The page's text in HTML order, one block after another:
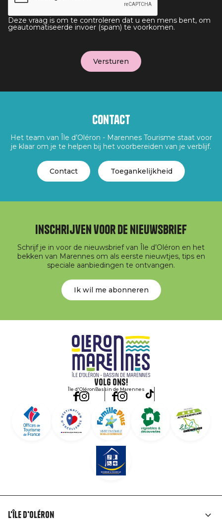
Deze vraag is om te controleren dat u een mens bent, om
geautomatiseerde invoer (spam) te voorkomen.
Contact
Het team van Île d’Oléron - Marennes Tourisme staat voor
je klaar om je te helpen bij het voorbereiden van je verblijf.
Contact Toegankelijkheid
Inschrijven voor de nieuwsbrief
Schrijf je in voor de nieuwsbrief van Île d’Oléron en het
bekken van Marennes om als eerste nieuwtjes, tips en
speciale aanbiedingen te ontvangen.
Ik wil me abonneren
Volg ons!
Île d'OléronBassin de Marennes
L'île d'Oléron